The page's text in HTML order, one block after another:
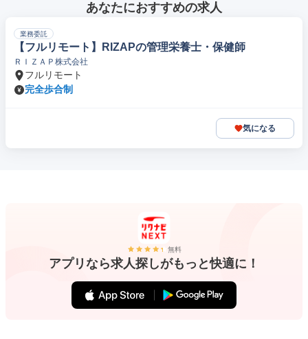
あなたにおすすめの求人
業務委託
【フルリモート】RIZAPの管理栄養士・保健師
ＲＩＺＡＰ株式会社
フルリモート
完全歩合制
気になる
無料
アプリなら求人探しがもっと快適に！